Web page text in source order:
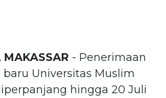
MAKASSAR - Penerimaan
Universitas Muslim
hingga 20 Juli